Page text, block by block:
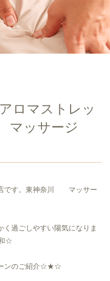
ロマストレッ
マッサージ
店です。東神奈川 マッサー
く過ごしやすい陽気になりま
☆
ンのご紹介☆★☆